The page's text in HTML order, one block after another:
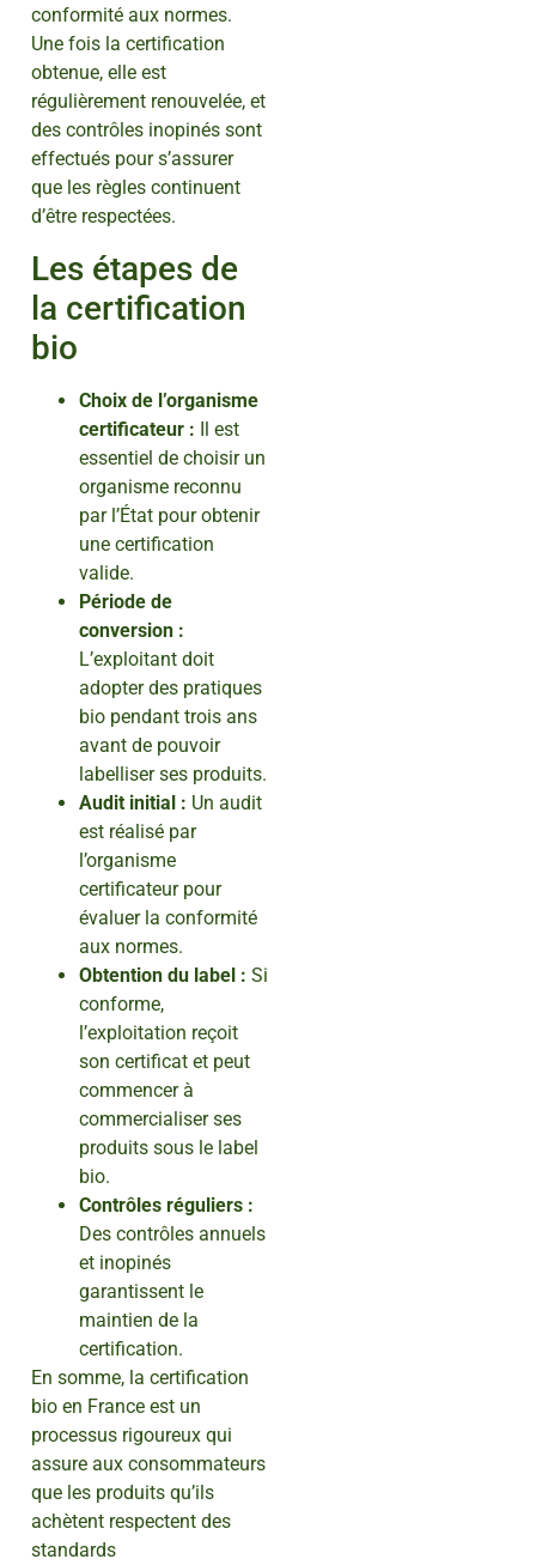
conformité aux normes.
Une fois la certification
obtenue, elle est
régulièrement renouvelée, et
des contrôles inopinés sont
effectués pour s’assurer
que les règles continuent
d’être respectées.
Les étapes de
la certification
bio
Choix de l’organisme
certificateur : Il est
essentiel de choisir un
organisme reconnu
par l’État pour obtenir
une certification
valide.
Période de
conversion :
L’exploitant doit
adopter des pratiques
bio pendant trois ans
avant de pouvoir
labelliser ses produits.
Audit initial : Un audit
est réalisé par
l’organisme
certificateur pour
évaluer la conformité
aux normes.
Obtention du label : Si
conforme,
l’exploitation reçoit
son certificat et peut
commencer à
commercialiser ses
produits sous le label
bio.
Contrôles réguliers :
Des contrôles annuels
et inopinés
garantissent le
maintien de la
certification.
En somme, la certification
bio en France est un
processus rigoureux qui
assure aux consommateurs
que les produits qu’ils
achètent respectent des
standards